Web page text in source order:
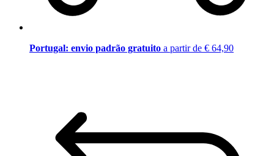
Portugal: envio padrão gratuito a partir de € 64,90